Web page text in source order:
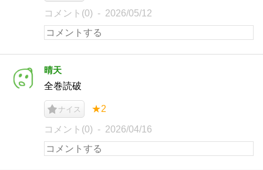
コメント(0) 2026/05/12
晴天
全巻読破
ナイス ★2
コメント(0) 2026/04/16